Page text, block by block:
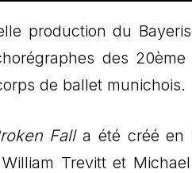
production du
des
de ballet munichois.
Falla été créé en
Trevitt et